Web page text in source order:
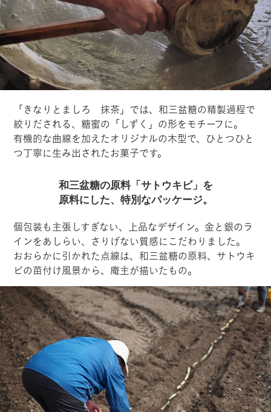
「きなりとましろ 抹茶」では、和三盆糖の精製過程で
絞りだされる、糖蜜の「しずく」の形をモチーフに。
有機的な曲線を加えたオリジナルの木型で、ひとつひと
つ丁寧に生み出されたお菓子です。
和三盆糖の原料「サトウキビ」を
原料にした、特別なパッケージ。
個包装も主張しすぎない、上品なデザイン。金と銀のラ
インをあしらい、さりげない質感にこだわりました。
おおらかに引かれた点線は、和三盆糖の原料、サトウキ
ビの苗付け風景から、庵主が描いたもの。